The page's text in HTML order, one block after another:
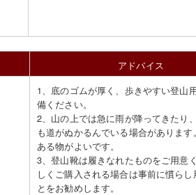
アドバイス
1、底のゴムが厚く、歩きやすい登山
備ください。
2、山の上では急に雨が降ってきたり
も道がぬかるんでいる場合がありま
ある物がよいです。
3、登山靴は履きなれたものをご用意
しくご購入される場合は事前に慣ら
とをお勧めします。